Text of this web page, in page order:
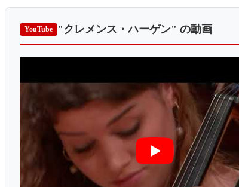
YouTube "クレメンス・ハーゲン" の動画